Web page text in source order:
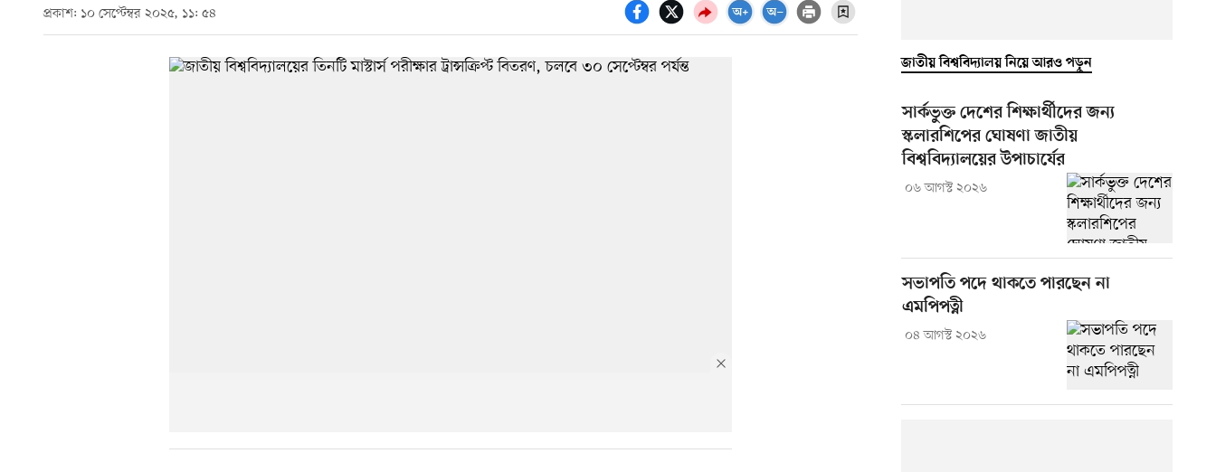
প্রকাশ: ১০ সেপ্টেম্বর ২০২৫, ১১: ৫৪
জাতীয় বিশ্ববিদ্যালয় নিয়ে আরও পড়ুন
সার্কভুক্ত দেশের শিক্ষার্থীদের জন্য
স্কলারশিপের ঘোষণা জাতীয়
বিশ্ববিদ্যালয়ের উপাচার্যের
০৬ আগস্ট ২০২৬
সভাপতি পদে থাকতে পারছেন না
এমপিপত্নী
০৪ আগস্ট ২০২৬